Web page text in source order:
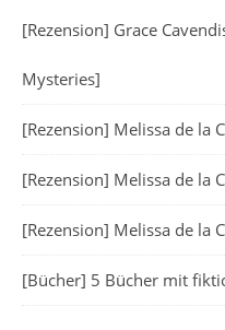
[Rezension] Grace
Mysteries]
[Rezension] Melissa de la
[Rezension] Melissa de la
[Rezension] Melissa de la
[Bücher] 5 Bücher mit